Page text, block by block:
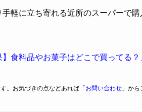
軽に立ち寄れる近所のスーパーで購
】食料品やお菓子はどこで買ってる？
。お気づきの点などあれば「 お問い合わせ 」から